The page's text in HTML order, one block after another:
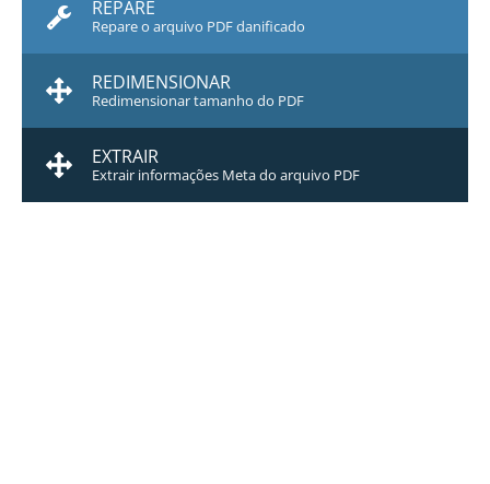
REPARE
Repare o arquivo PDF danificado
REDIMENSIONAR
Redimensionar tamanho do PDF
EXTRAIR
Extrair informações Meta do arquivo PDF